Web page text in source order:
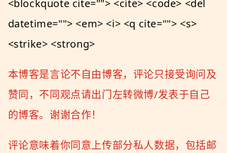
<blockquote cite=""> <cite> <code> <del
datetime=""> <em> <i> <q cite=""> <s>
<strike> <strong>
本博客是言论不自由博客，评论只接受询问及
赞同，不同观点请出门左转微博/发表于自己
的博客。谢谢合作！
评论意味着你同意上传部分私人数据，包括邮